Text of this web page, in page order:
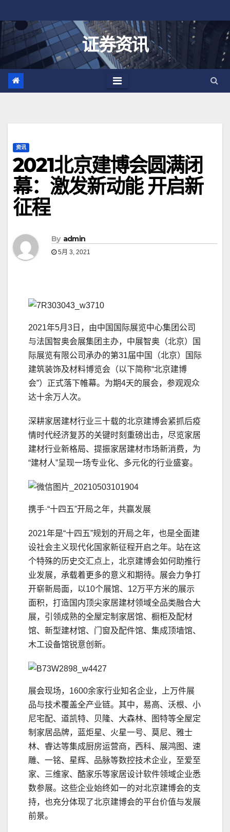
至
证券资讯
资讯
2021北京建博会圆满闭
幕：激发新动能 开启新
征程
By admin
5月 3, 2021
2021年5月3日，由中国国际展览中心集团公司
与法国智奥会展集团主办，中展智奥（北京）国
际展览有限公司承办的第31届中国（北京）国际
建筑装饰及材料博览会（以下简称“北京建博
会”）正式落下帷幕。为期4天的展会，参观观众
达十余万人次。
深耕家居建材行业三十载的北京建博会紧抓后疫
情时代经济复苏的关键时刻重磅出击，尽览家居
建材行业新格局、提振家居建材市场新消费，为
“建材人”呈现一场专业化、多元化的行业盛宴。
携手·“十四五”开局之年，共赢发展
2021年是“十四五”规划的开局之年，也是全面建
设社会主义现代化国家新征程开启之年。站在这
个特殊的历史交汇点上，北京建博会如何助推行
业发展，承载着更多的意义和期待。展会力争打
开崭新局面，以10个展馆、12万平方米的展示
面积，打造国内顶尖家居建材领域全品类融合大
展，引领成熟的全屋定制家居馆、橱柜及配材
馆、新型建材馆、门窗及配件馆、集成顶墙馆、
木工设备馆锐意创新。
展会现场，1600余家行业知名企业，上万件展
品与技术覆盖全产业链。其中，易高、沃根、小
尼宅配、道凯特、贝隆、大森林、图特等全屋定
制家居品牌，蓝炬星、火星一号、莫尼、雅士
林、睿达等集成厨房运营商，西科、展鸿图、速
雕、一铭、星辉、品脉等数控技术企业，至爱至
家、三维家、酷家乐等家居设计软件领域企业悉
数参展。这些企业始终如一的对北京建博会的支
持，也充分体现了北京建博会的平台价值与发展
前景。